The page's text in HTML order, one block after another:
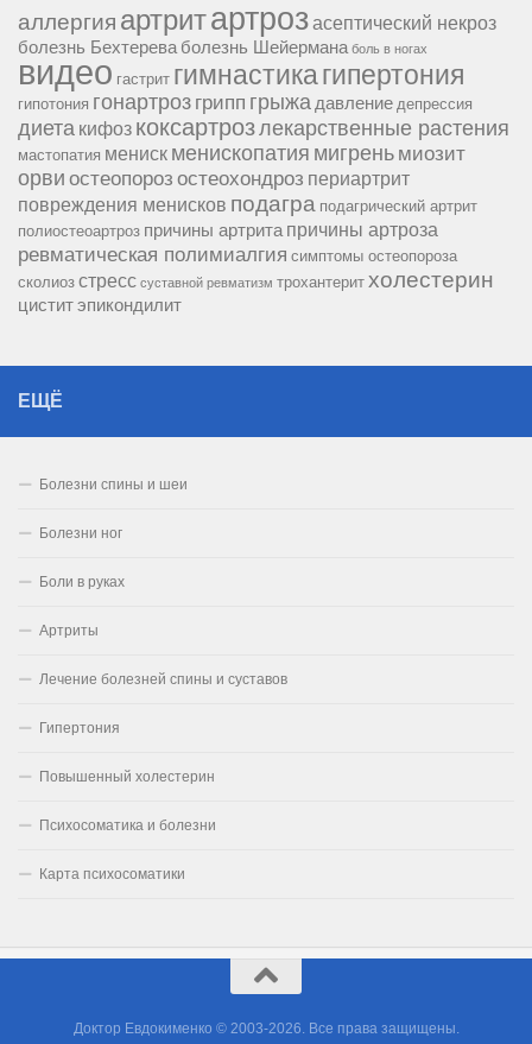
аллергия артритартрозасептический некроз
болезнь Бехтерева болезнь Шейермана боль в ногах
видео гастрит гимнастикагипертония
гипотония гонартроз грипп грыжа давление депрессия
диета кифоз коксартрозлекарственные растения
мастопатия мениск менископатия мигрень миозит
орви остеопороз остеохондроз периартрит
повреждения менисков подагра подагрический артрит
полиостеоартроз причины артрита причины артроза
ревматическая полимиалгия симптомы остеопороза
сколиоз стресс суставной ревматизм трохантерит холестерин
циститэпикондилит
ЕЩЁ
Болезни спины и шеи
Болезни ног
Боли в руках
Артриты
Лечение болезней спины и суставов
Гипертония
Повышенный холестерин
Психосоматика и болезни
Карта психосоматики
Доктор Евдокименко © 2003-2026. Все права защищены.